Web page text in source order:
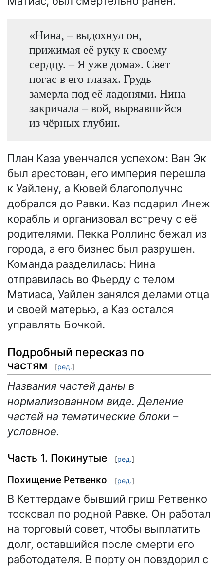
«Нина, – выдохнул он,
прижимая её руку к своему
сердцу. – Я уже дома». Свет
погас в его глазах. Грудь
замерла под её ладонями. Нина
закричала – вой, вырвавшийся
из чёрных глубин.
План Каза увенчался успехом: Ван Эк
был арестован, его империя перешла
к Уайлену, а Кювей благополучно
добрался до Равки. Каз подарил Инеж
корабль и организовал встречу с её
родителями. Пекка Роллинс бежал из
города, а его бизнес был разрушен.
Команда разделилась: Нина
отправилась во Фьерду с телом
Матиаса, Уайлен занялся делами отца
и своей матерью, а Каз остался
управлять Бочкой.
Подробный пересказ по
частям
[ред.]
Названия частей даны в
нормализованном виде. Деление
частей на тематические блоки –
условное.
Часть 1. Покинутые [ред.]
Похищение Ретвенко [ред.]
В Кеттердаме бывший гриш Ретвенко
тосковал по родной Равке. Он работал
на торговый совет, чтобы выплатить
долг, оставшийся после смерти его
работодателя. В порту он повздорил с